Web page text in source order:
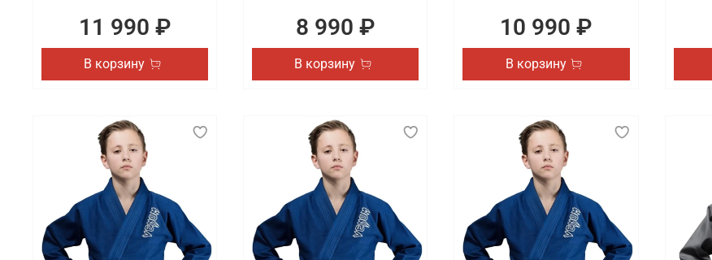
11 990 ₽
В корзину
8 990 ₽
В корзину
10 990 ₽
В корзину